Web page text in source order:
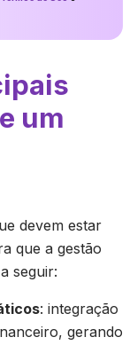
um
devem estar
que a gestão
seguir:
: integração
gerando